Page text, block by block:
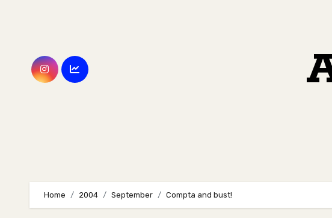
Home 2004 September Compta and bust!